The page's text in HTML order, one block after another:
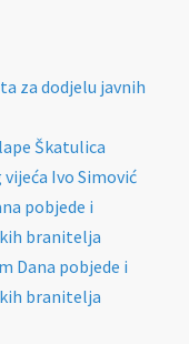
za dodjelu javnih
Škatulica
Ivo Simović
pobjede i
branitelja
Dana pobjede i
branitelja